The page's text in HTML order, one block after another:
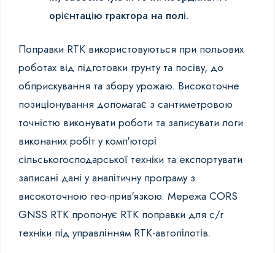
орієнтацію трактора на полі.
Поправки RTK використовуються при польових
роботах від підготовки грунту та посіву, до
обприскування та збору урожаю. Високоточне
позиціонування допомагає з сантиметровою
точністю виконувати роботи та записувати логи
виконаних робіт у комп'юторі
сільськогосподарської техніки та експортувати
записані дані у аналітичну програму з
високоточною гео-прив'язкою. Мережа CORS
GNSS RTK пропонує RTK поправки для с/г
техніки під управлінням RTK-автопілотів.